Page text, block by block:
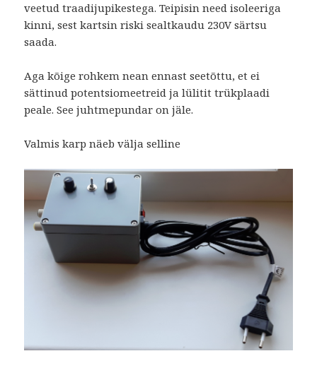
veetud traadijupikestega. Teipisin need isoleeriga
kinni, sest kartsin riski sealtkaudu 230V särtsu
saada.
Aga kõige rohkem nean ennast seetõttu, et ei
sättinud potentsiomeetreid ja lülitit trükplaadi
peale. See juhtmepundar on jäle.
Valmis karp näeb välja selline